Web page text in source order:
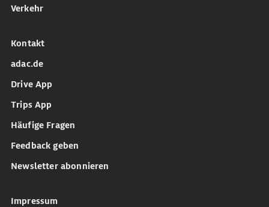
Verkehr
Kontakt
adac.de
Drive App
Trips App
Häufige Fragen
Feedback geben
Newsletter abonnieren
Impressum